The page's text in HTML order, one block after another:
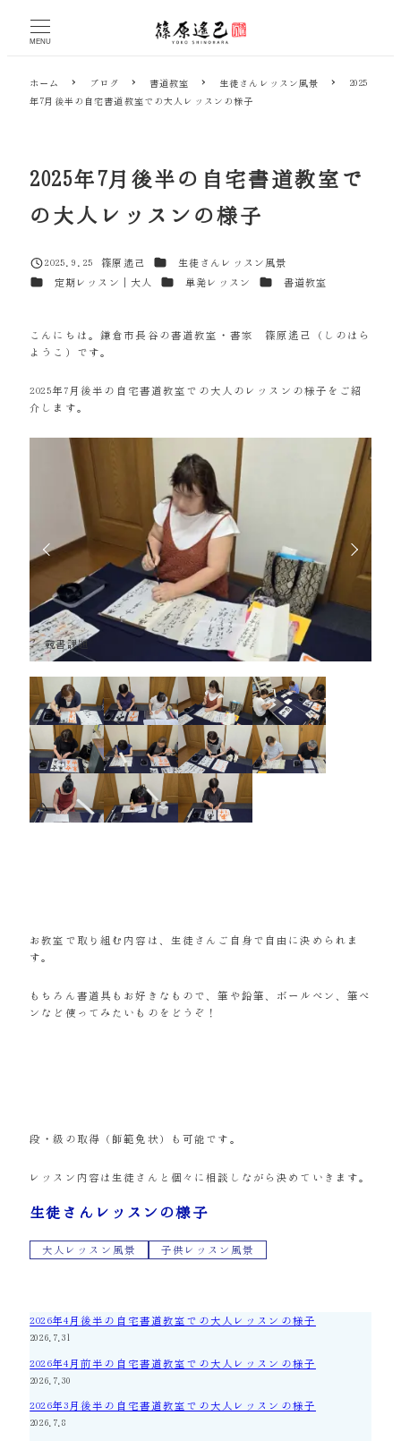
MENU
ホーム ブログ 書道教室 生徒さんレッスン風景
2025
年7月後半の自宅書道教室での大人レッスンの様子
2025年7月後半の自宅書道教室で
の大人レッスンの様子
投稿日
2025.9.25
篠原遙己 カテゴリー生徒さんレッスン風景
カテゴリー
定期レッスン｜大人 カテゴリー
単発レッスン カテゴリー
書道教室
こんにちは。鎌倉市長谷の書道教室・書家 篠原遙己（しのはら
ようこ）です。
2025年7月後半の自宅書道教室での大人のレッスンの様子をご紹
介します。
競書課題
お教室で取り組む内容は、生徒さんご自身で自由に決められま
す。
もちろん書道具もお好きなもので、筆や鉛筆、ボールペン、筆ペ
ンなど使ってみたいものをどうぞ！
段・級の取得（師範免状）も可能です。
レッスン内容は生徒さんと個々に相談しながら決めていきます。
生徒さんレッスンの様子
大人レッスン風景 子供レッスン風景
2026年4月後半の自宅書道教室での大人レッスンの様子
2026.7.31
2026年4月前半の自宅書道教室での大人レッスンの様子
2026.7.30
2026年3月後半の自宅書道教室での大人レッスンの様子
2026.7.8